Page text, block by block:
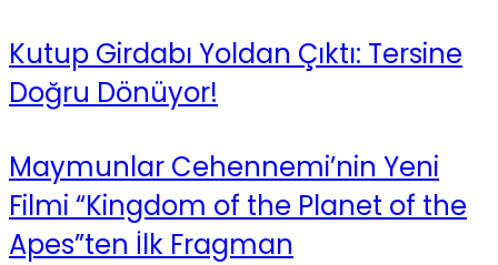
Kutup Girdabı Yoldan Çıktı: Tersine
Doğru Dönüyor!
Maymunlar Cehennemi’nin Yeni
Filmi “Kingdom of the Planet of the
Apes”ten İlk Fragman